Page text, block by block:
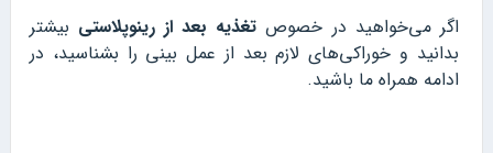
اگر می‌خواهید در خصوص تغذیه بعد از رینوپلاستی بیشتر
بدانید و خوراکی‌های لازم بعد از عمل بینی را بشناسید، در
ادامه همراه ما باشید.